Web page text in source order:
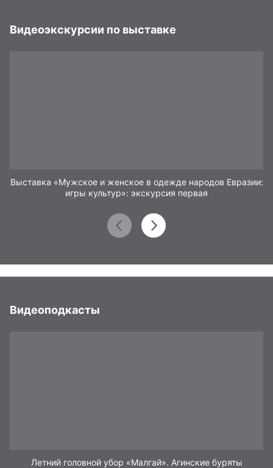
Видеоэкскурсии по выставке
Выставка «Мужское и женское в одежде народов Евразии:
игры культур»: экскурсия первая
Видеоподкасты
Летний головной убор «Малгай». Агинские буряты